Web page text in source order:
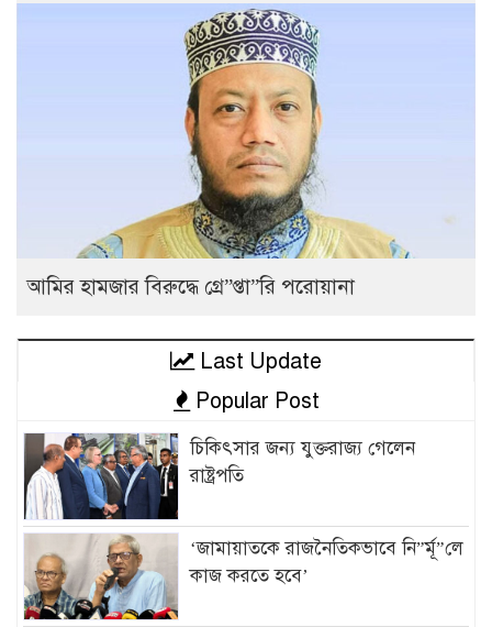
আমির হামজার বিরুদ্ধে গ্রে”প্তা”রি পরোয়ানা
Last Update
Popular Post
চিকিৎসার জন্য যুক্তরাজ্য গেলেন
রাষ্ট্রপতি
‘জামায়াতকে রাজনৈতিকভাবে নি”র্মূ”লে
কাজ করতে হবে’